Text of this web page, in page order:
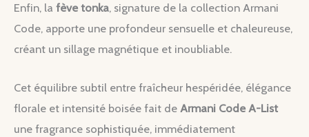
Enfin, la fève tonka, signature de la collection Armani
Code, apporte une profondeur sensuelle et chaleureuse,
créant un sillage magnétique et inoubliable.
Cet équilibre subtil entre fraîcheur hespéridée, élégance
florale et intensité boisée fait de Armani Code A-List
une fragrance sophistiquée, immédiatement